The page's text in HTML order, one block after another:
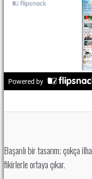
Başarılı bir tasarım; çokça
fikirlerle ortaya çıkar.